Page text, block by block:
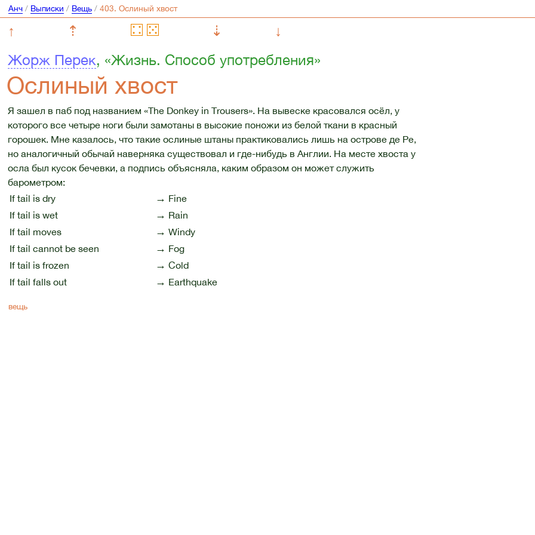
Анч/ Выписки / Вещь/
↑ ⇡ ⇣
↓
Жорж Перек, «Жизнь. Способ употребления»
Ослиный хвост
Я зашел в паб под названием «The Donkey in Trousers». На вывеске красовался осёл, у
которого все четыре ноги были замотаны в высокие поножи из белой ткани в красный
горошек. Мне казалось, что такие ослиные штаны практиковались лишь на острове де Ре,
но аналогичный обычай наверняка существовал и где-нибудь в Англии. На месте хвоста у
осла был кусок бечевки, а подпись объясняла, каким образом он может служить
барометром:
If tail is dry
→ Fine
If tail is wet
→ Rain
If tail moves
→ Windy
If tail cannot be seen
→ Fog
If tail is frozen
→ Cold
If tail falls out
→ Earthquake
вещь